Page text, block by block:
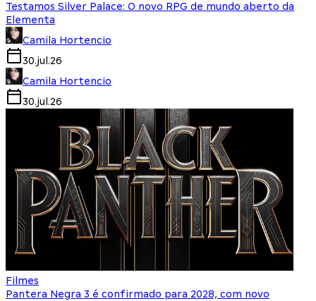
Testamos Silver Palace: O novo RPG de mundo aberto da
Elementa
Camila Hortencio
30.jul.26
Camila Hortencio
30.jul.26
Filmes
Pantera Negra 3 é confirmado para 2028, com novo